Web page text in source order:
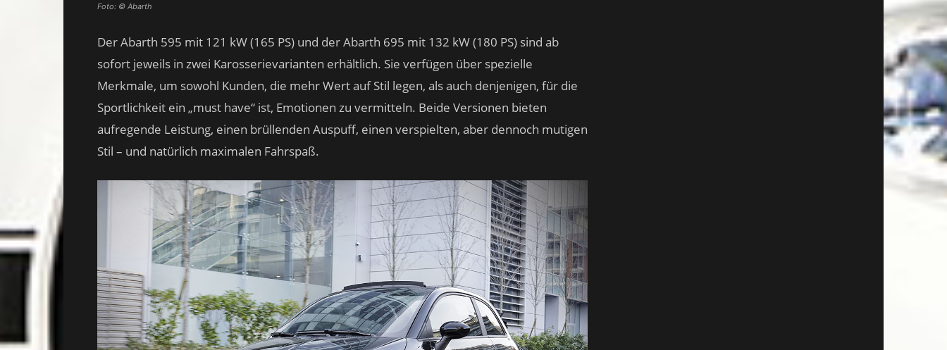
Foto: © Abarth
Der Abarth 595 mit 121 kW (165 PS) und der Abarth 695 mit 132 kW (180 PS) sind ab
sofort jeweils in zwei Karosserievarianten erhältlich. Sie verfügen über spezielle
Merkmale, um sowohl Kunden, die mehr Wert auf Stil legen, als auch denjenigen, für die
Sportlichkeit ein „must have“ ist, Emotionen zu vermitteln. Beide Versionen bieten
aufregende Leistung, einen brüllenden Auspuff, einen verspielten, aber dennoch mutigen
Stil – und natürlich maximalen Fahrspaß.